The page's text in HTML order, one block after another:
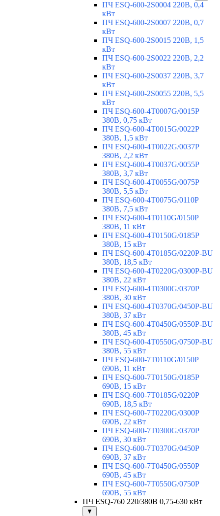
ПЧ ESQ-600-2S0004 220В, 0,4
кВт
ПЧ ESQ-600-2S0007 220В, 0,7
кВт
ПЧ ESQ-600-2S0015 220В, 1,5
кВт
ПЧ ESQ-600-2S0022 220В, 2,2
кВт
ПЧ ESQ-600-2S0037 220В, 3,7
кВт
ПЧ ESQ-600-2S0055 220В, 5,5
кВт
ПЧ ESQ-600-4T0007G/0015P
380В, 0,75 кВт
ПЧ ESQ-600-4T0015G/0022P
380В, 1,5 кВт
ПЧ ESQ-600-4T0022G/0037P
380В, 2,2 кВт
ПЧ ESQ-600-4T0037G/0055P
380В, 3,7 кВт
ПЧ ESQ-600-4T0055G/0075P
380В, 5,5 кВт
ПЧ ESQ-600-4T0075G/0110P
380В, 7,5 кВт
ПЧ ESQ-600-4T0110G/0150P
380В, 11 кВт
ПЧ ESQ-600-4T0150G/0185P
380В, 15 кВт
ПЧ ESQ-600-4T0185G/0220P-BU
380В, 18,5 кВт
ПЧ ESQ-600-4T0220G/0300P-BU
380В, 22 кВт
ПЧ ESQ-600-4T0300G/0370P
380В, 30 кВт
ПЧ ESQ-600-4T0370G/0450P-BU
380В, 37 кВт
ПЧ ESQ-600-4T0450G/0550P-BU
380В, 45 кВт
ПЧ ESQ-600-4T0550G/0750P-BU
380В, 55 кВт
ПЧ ESQ-600-7T0110G/0150P
690В, 11 кВт
ПЧ ESQ-600-7T0150G/0185P
690В, 15 кВт
ПЧ ESQ-600-7T0185G/0220P
690В, 18,5 кВт
ПЧ ESQ-600-7T0220G/0300P
690В, 22 кВт
ПЧ ESQ-600-7T0300G/0370P
690В, 30 кВт
ПЧ ESQ-600-7T0370G/0450P
690В, 37 кВт
ПЧ ESQ-600-7T0450G/0550P
690В, 45 кВт
ПЧ ESQ-600-7T0550G/0750P
690В, 55 кВт
ПЧ ESQ-760 220/380В 0,75-630 кВт
▼